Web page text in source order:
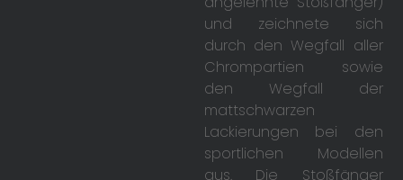
und zeichnete sich
durch den Wegfall aller
Chrompartien sowie
den Wegfall der
mattschwarzen
Lackierungen bei den
sportlichen Modellen
aus. Die Stoßfänger